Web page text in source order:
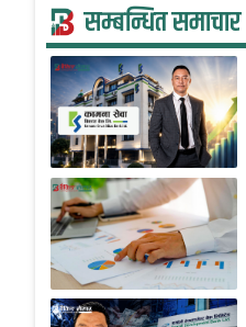
सम्बन्धित समाचार